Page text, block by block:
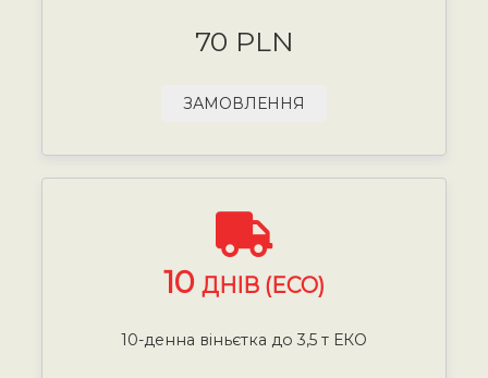
70 PLN
ЗАМОВЛЕННЯ
10 ДНІВ (ECO)
10-денна віньєтка до 3,5 т ЕКО